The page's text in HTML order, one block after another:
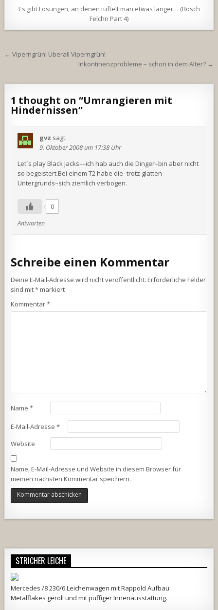
Es gibt Lösungen, an denen tüftelt man etwas länger… (Bosch
Felchn Part 4)
Beitragsnavigation
← Viperngrün! Überall Viperngrün!
Inkontinenzprobleme – schon in dem Alter? →
1 thought on “Umrangieren mit
Hindernissen”
gvz sagt:
9. Oktober 2008 um 17:38 Uhr
Let`s play Black Jacks—ich hab auch die Dinger–bin aber nicht
so begeistert.Bei einem T2 habe die–trotz glatten
Untergrunds–sich ziemlich verbogen.
0
Antworten
Schreibe einen Kommentar
Deine E-Mail-Adresse wird nicht veröffentlicht. Erforderliche Felder
sind mit*markiert
Kommentar*
Name*
E-Mail-Adresse*
Website
Name, E-Mail-Adresse und Website in diesem Browser für
meinen nächsten Kommentar speichern.
STRICHER LEICHE
Mercedes /8 230/6 Leichenwagen mit Rappold Aufbau.
Metalflakes geroll und mit puffiger Innenausstattung.